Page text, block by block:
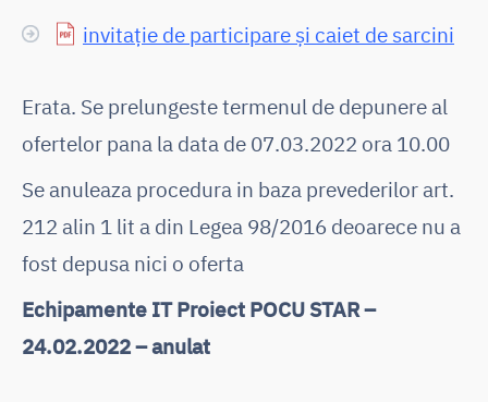
invitație de participare și caiet de sarcini
Erata. Se prelungeste termenul de depunere al
ofertelor pana la data de 07.03.2022 ora 10.00
Se anuleaza procedura in baza prevederilor art.
212 alin 1 lit a din Legea 98/2016 deoarece nu a
fost depusa nici o oferta
Echipamente IT Proiect POCU STAR –
24.02.2022 – anulat